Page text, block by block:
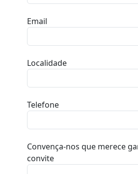
Email
Localidade
Telefone
Convença-nos que merece
convite